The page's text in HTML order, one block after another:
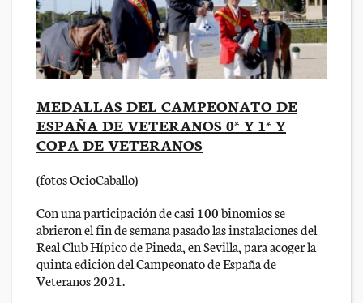
MEDALLAS DEL CAMPEONATO DE
ESPAÑA DE VETERANOS 0* Y 1* Y
COPA DE VETERANOS
(fotos OcioCaballo)
Con una participación de casi 100 binomios se
abrieron el fin de semana pasado las instalaciones del
Real Club Hípico de Pineda, en Sevilla, para acoger la
quinta edición del Campeonato de España de
Veteranos 2021.